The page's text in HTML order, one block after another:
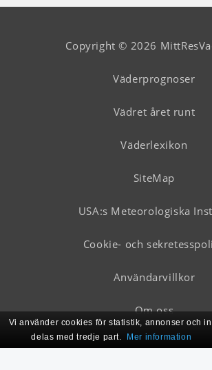
Copyright © 2026
Väderprognoser
Vädret året runt
Väderlexikon
SiteMap
USA:s Meteorologiska
Cookie- och
Användarvillkor
Om oss
Vi använder cookies för statistik, annonser och
delas med tredje part.
Mer information